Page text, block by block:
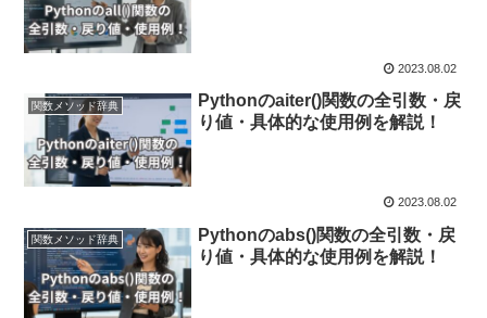
2023.08.02
関数メソッド辞典
Pythonのaiter()関数の全引数・戻
り値・具体的な使用例を解説！
2023.08.02
関数メソッド辞典
Pythonのabs()関数の全引数・戻
り値・具体的な使用例を解説！